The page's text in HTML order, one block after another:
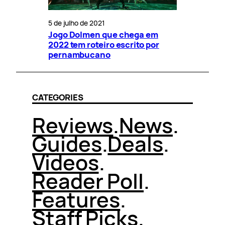
5 de julho de 2021
Jogo Dolmen que chega em
2022 tem roteiro escrito por
pernambucano
CATEGORIES
Reviews.News.
Guides.Deals.
Videos.
Reader Poll.
Features.
Staff Picks.